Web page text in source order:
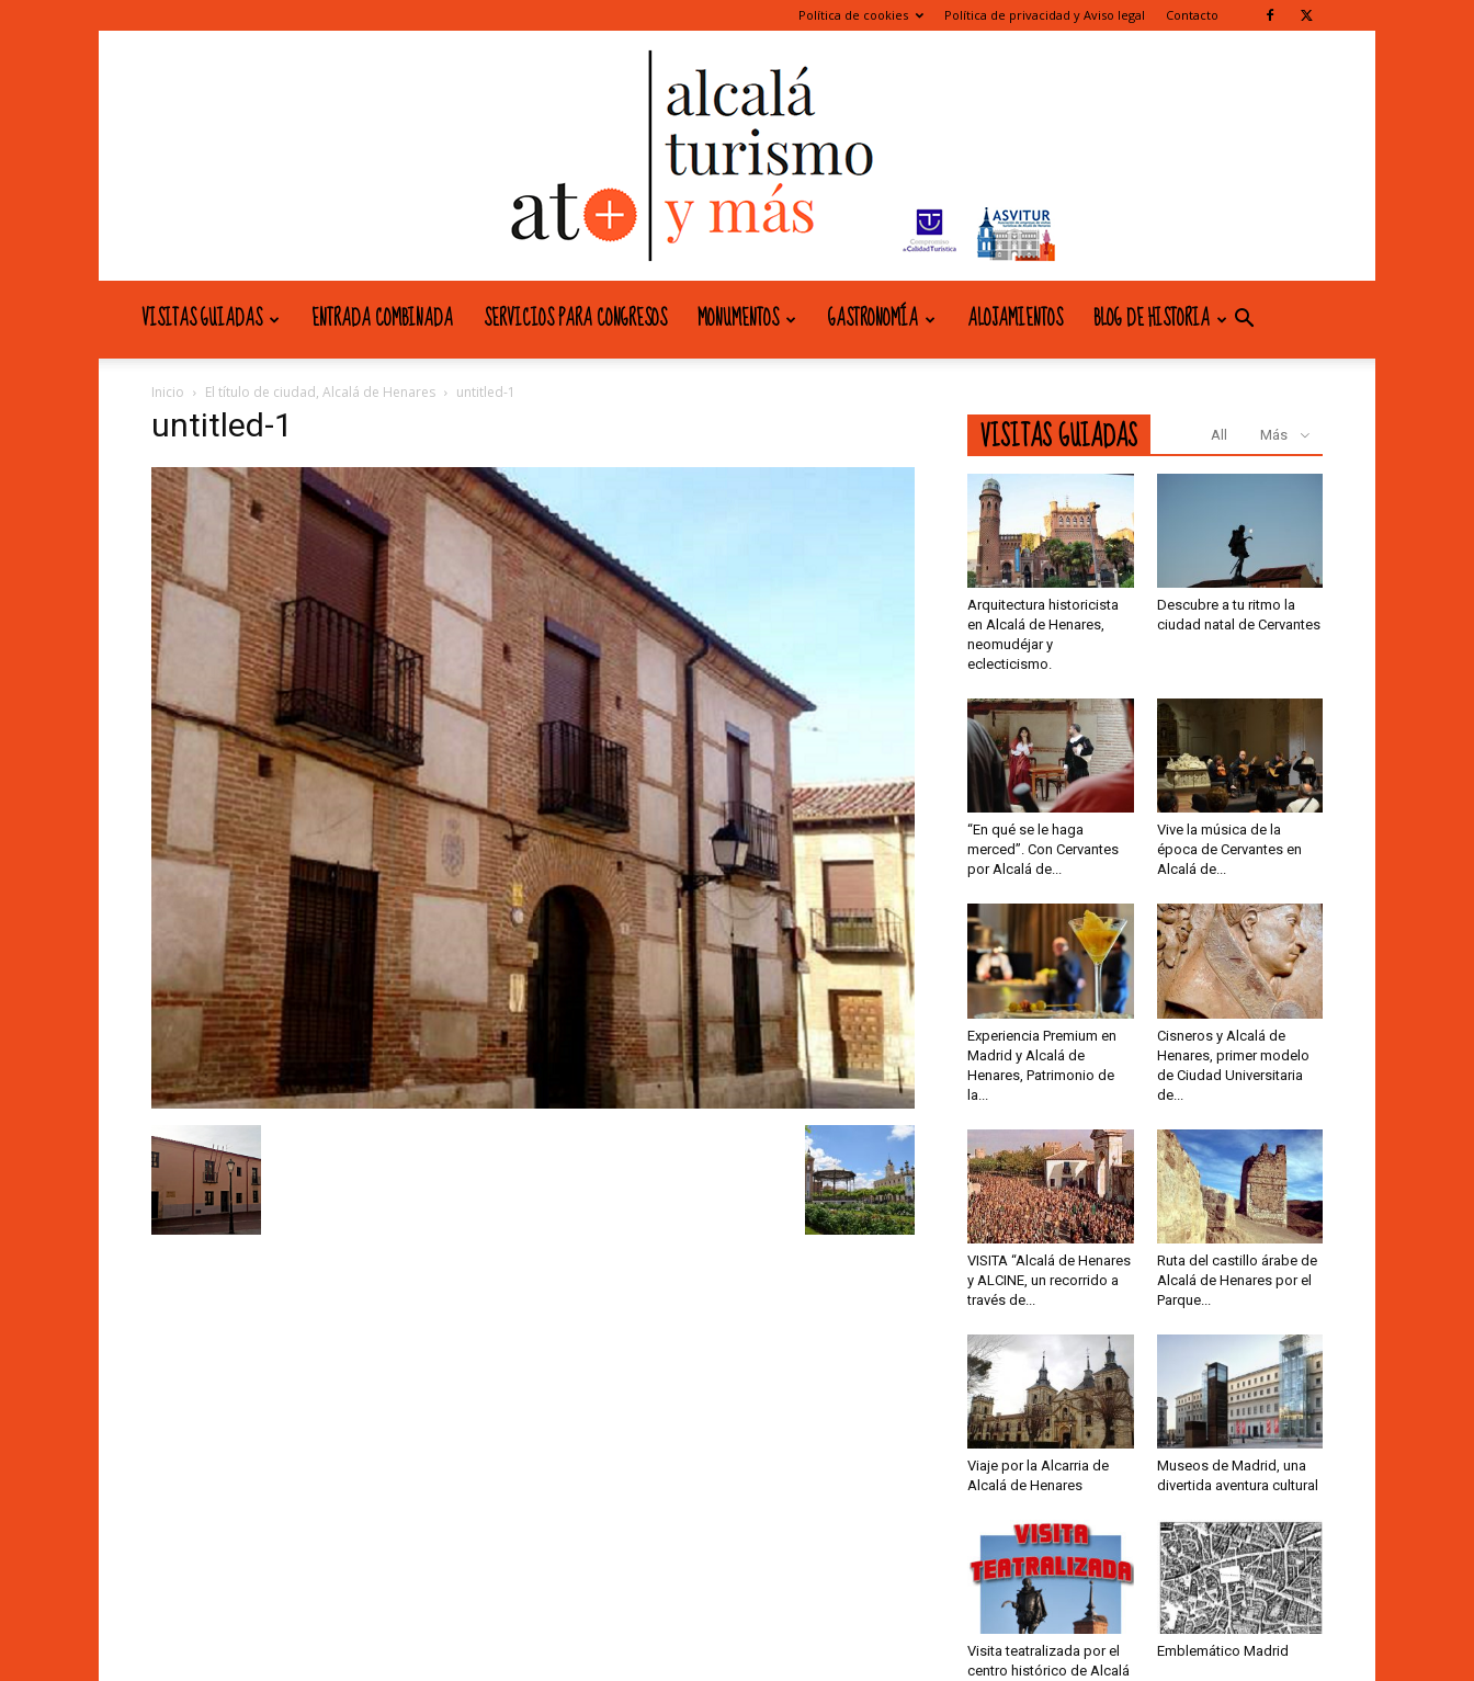
Política de cookies Política de privacidad y Aviso legal Contacto
mas
VISITAS GUIADAS ENTRADA COMBINADA SERVICIOS PARA CONGRESOS MONUMENTOS GASTRONOMÍA ALOJAMIENTOS BLOG DE HISTORIA
Inicio El título de ciudad, Alcalá de Henares untitled-1
untitled-1 VISITAS GUIADAS All Más
Arquitectura historicista
en Alcalá de Henares,
neomudéjar y
eclecticismo.
Descubre a tu ritmo la
ciudad natal de Cervantes
“En qué se le haga
merced”. Con Cervantes
por Alcalá de...
Vive la música de la
época de Cervantes en
Alcalá de...
Experiencia Premium en
Madrid y Alcalá de
Henares, Patrimonio de
la...
Cisneros y Alcalá de
Henares, primer modelo
de Ciudad Universitaria
de...
VISITA “Alcalá de Henares
y ALCINE, un recorrido a
través de...
Ruta del castillo árabe de
Alcalá de Henares por el
Parque...
Viaje por la Alcarria de
Alcalá de Henares
Museos de Madrid, una
divertida aventura cultural
Visita teatralizada por el
centro histórico de Alcalá
Emblemático Madrid